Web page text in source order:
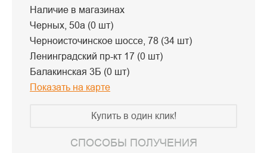
Наличие в магазинах
Черных, 50а (0 шт)
Черноисточинское шоссе, 78 (34 шт)
Ленинградский пр-кт 17 (0 шт)
Балакинская 3Б (0 шт)
Показать на карте
Купить в один клик!
СПОСОБЫ ПОЛУЧЕНИЯ